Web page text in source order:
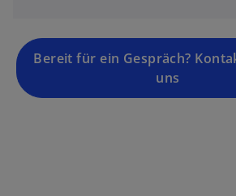
Bereit für ein Gespräch?
uns